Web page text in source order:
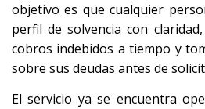
objetivo es que cualquier
perfil de solvencia con
cobros indebidos a tiempo y
sobre sus deudas antes de
El servicio ya se encuentra